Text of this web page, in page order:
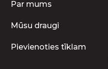
Par mums
Mūsu draugi
Pievienoties tīklam